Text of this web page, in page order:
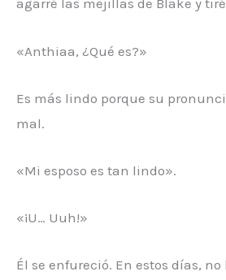
agarré las mejillas de Blake y
«Anthiaa, ¿Qué es?»
Es más lindo porque su
mal.
«Mi esposo es tan lindo».
«¡U… Uuh!»
Él se enfureció. En estos días,